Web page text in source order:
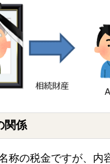
関係
称の税金ですが、内